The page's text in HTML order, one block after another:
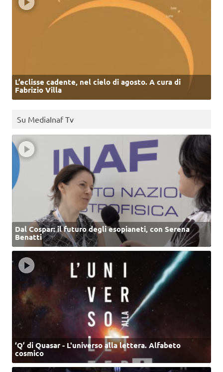
L’eclisse cadente, nel cielo di agosto. A cura di
Fabrizio Villa
Su MediaInaf Tv
Dal Cospar: il futuro degli esopianeti, con Serena
Benatti
‘Q’ di Quasar - L'universo alla lettera. Alfabeto
cosmico